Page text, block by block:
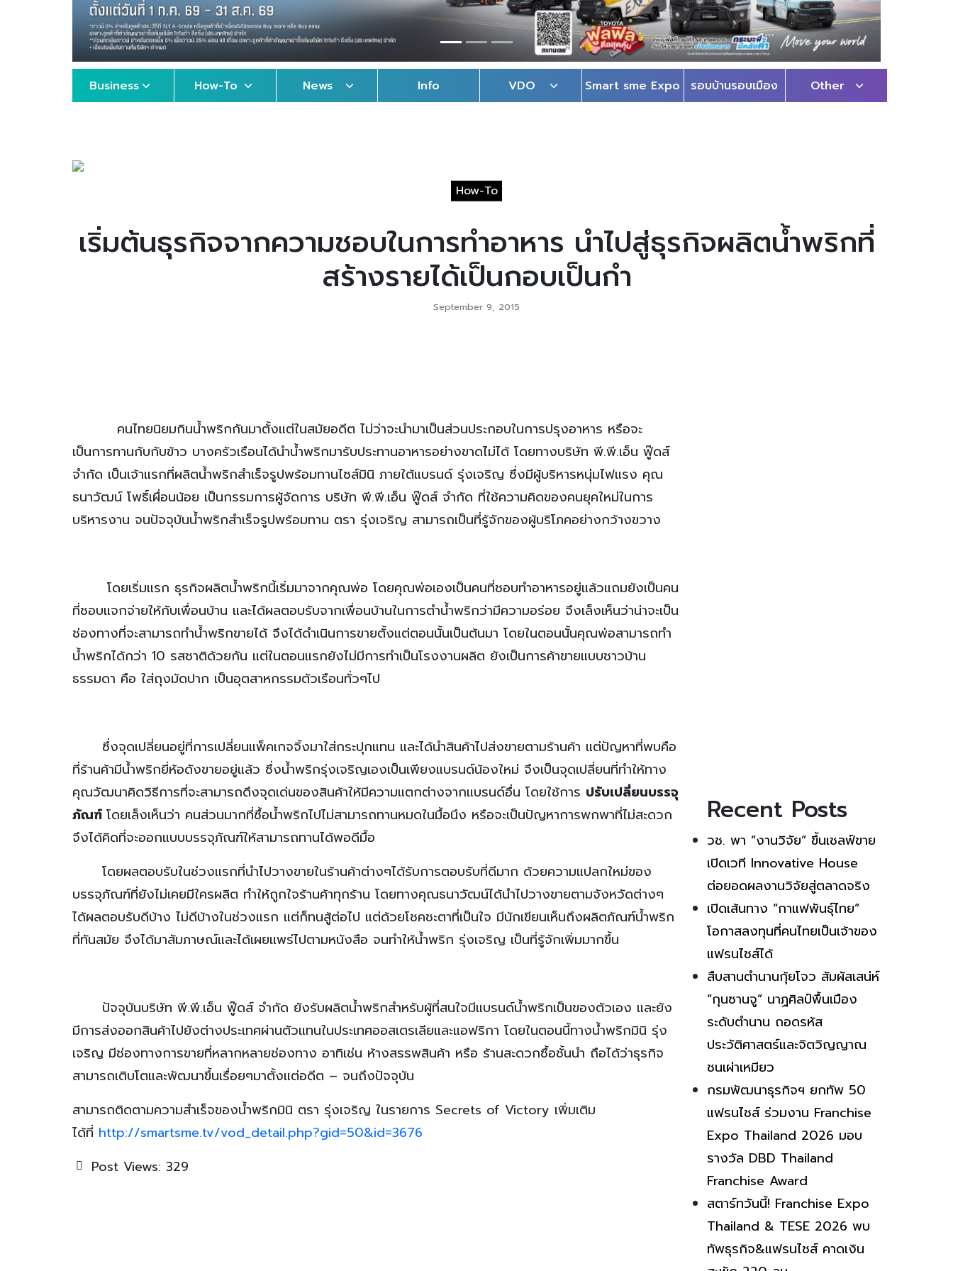
Business How-To News Info VDO Smart sme Expo รอบบ้านรอบเมือง Other
How-To
เริ่มต้นธุรกิจจากความชอบในการทำอาหาร นำไปสู่ธุรกิจผลิตน้ำพริกที่
สร้างรายได้เป็นกอบเป็นกำ
September 9, 2015
คนไทยนิยมกินน้ำพริกกันมาตั้งแต่ในสมัยอดีต ไม่ว่าจะนำมาเป็นส่วนประกอบในการปรุงอาหาร หรือจะ
เป็นการทานกับกับข้าว บางครัวเรือนได้นำน้ำพริกมารับประทานอาหารอย่างขาดไม่ได้ โดยทางบริษัท พี.พี.เอ็น ฟู๊ดส์
จำกัด เป็นเจ้าแรกที่ผลิตน้ำพริกสำเร็จรูปพร้อมทานไซส์มินิ ภายใต้แบรนด์ รุ่งเจริญ ซึ่งมีผู้บริหารหนุ่มไฟแรง คุณ
ธนาวัฒน์ โพธิ์เผื่อนน้อย เป็นกรรมการผู้จัดการ บริษัท พี.พี.เอ็น ฟู๊ดส์ จำกัด ที่ใช้ความคิดของคนยุคใหม่ในการ
บริหารงาน จนปัจจุบันน้ำพริกสำเร็จรูปพร้อมทาน ตรา รุ่งเจริญ สามารถเป็นที่รู้จักของผู้บริโภคอย่างกว้างขวาง
โดยเริ่มแรก ธุรกิจผลิตน้ำพริกนี้เริ่มมาจากคุณพ่อ โดยคุณพ่อเองเป็นคนที่ชอบทำอาหารอยู่แล้วแถมยังเป็นคน
ที่ชอบแจกจ่ายให้กับเพื่อนบ้าน และได้ผลตอบรับจากเพื่อนบ้านในการตำน้ำพริกว่ามีความอร่อย จึงเล็งเห็นว่าน่าจะเป็น
ช่องทางที่จะสามารถทำน้ำพริกขายได้ จึงได้ดำเนินการขายตั้งแต่ตอนนั้นเป็นต้นมา โดยในตอนนั้นคุณพ่อสามารถทำ
น้ำพริกได้กว่า 10 รสชาติด้วยกัน แต่ในตอนแรกยังไม่มีการทำเป็นโรงงานผลิต ยังเป็นการค้าขายแบบชาวบ้าน
ธรรมดา คือ ใส่ถุงมัดปาก เป็นอุตสาหกรรมตัวเรือนทั่วๆไป
ซึ่งจุดเปลี่ยนอยู่ที่การเปลี่ยนแพ็คเกจจิ้งมาใส่กระปุกแทน และได้นำสินค้าไปส่งขายตามร้านค้า แต่ปัญหาที่พบคือ
ที่ร้านค้ามีน้ำพริกยี่ห้อดังขายอยู่แล้ว ซึ่งน้ำพริกรุ่งเจริญเองเป็นเพียงแบรนด์น้องใหม่ จึงเป็นจุดเปลี่ยนที่ทำให้ทาง
คุณวัฒนาคิดวิธีการที่จะสามารถดึงจุดเด่นของสินค้าให้มีความแตกต่างจากแบรนด์อื่น โดยใช้การ ปรับเปลี่ยนบรรจุ
ภัณฑ์ โดยเล็งเห็นว่า คนส่วนมากที่ซื้อน้ำพริกไปไม่สามารถทานหมดในมื้อนึง หรือจะเป็นปัญหาการพกพาที่ไม่สะดวก
จึงได้คิดที่จะออกแบบบรรจุภัณฑ์ให้สามารถทานได้พอดีมื้อ
โดยผลตอบรับในช่วงแรกที่นำไปวางขายในร้านค้าต่างๆได้รับการตอบรับที่ดีมาก ด้วยความแปลกใหม่ของ
บรรจุภัณฑ์ที่ยังไม่เคยมีใครผลิต ทำให้ถูกใจร้านค้าทุกร้าน โดยทางคุณธนาวัฒน์ได้นำไปวางขายตามจังหวัดต่างๆ
ได้ผลตอบรับดีบ้าง ไม่ดีบ้างในช่วงแรก แต่ก็ทนสู้ต่อไป แต่ด้วยโชคชะตาที่เป็นใจ มีนักเขียนเห็นถึงผลิตภัณฑ์น้ำพริก
ที่ทันสมัย จึงได้มาสัมภาษณ์และได้เผยแพร่ไปตามหนังสือ จนทำให้น้ำพริก รุ่งเจริญ เป็นที่รู้จักเพิ่มมากขึ้น
ปัจจุบันบริษัท พี.พี.เอ็น ฟู๊ดส์ จำกัด ยังรับผลิตน้ำพริกสำหรับผู้ที่สนใจมีแบรนด์น้ำพริกเป็นของตัวเอง และยัง
มีการส่งออกสินค้าไปยังต่างประเทศผ่านตัวแทนในประเทศออสเตรเลียและแอฟริกา โดยในตอนนี้ทางน้ำพริกมินิ รุ่ง
เจริญ มีช่องทางการขายที่หลากหลายช่องทาง อาทิเช่น ห้างสรรพสินค้า หรือ ร้านสะดวกซื้อชั้นนำ ถือได้ว่าธุรกิจ
สามารถเติบโตและพัฒนาขึ้นเรื่อยๆมาตั้งแต่อดีต – จนถึงปัจจุบัน
สามารถติดตามความสำเร็จของน้ำพริกมินิ ตรา รุ่งเจริญ ในรายการ Secrets of Victory เพิ่มเติม
ได้ที่ http://smartsme.tv/vod_detail.php?gid=50&id=3676
Post Views: 329
Recent Posts
วช. พา “งานวิจัย” ขึ้นเชลฟ์ขาย
เปิดเวที Innovative House
ต่อยอดผลงานวิจัยสู่ตลาดจริง
เปิดเส้นทาง “กาแฟพันธุ์ไทย”
โอกาสลงทุนที่คนไทยเป็นเจ้าของ
แฟรนไชส์ได้
สืบสานตำนานกุ้ยโจว สัมผัสเสน่ห์
“กุนซานจู” นาฏศิลป์พื้นเมือง
ระดับตำนาน ถอดรหัส
ประวัติศาสตร์และจิตวิญญาณ
ชนเผ่าเหมียว
กรมพัฒนาธุรกิจฯ ยกทัพ 50
แฟรนไชส์ ร่วมงาน Franchise
Expo Thailand 2026 มอบ
รางวัล DBD Thailand
Franchise Award
สตาร์ทวันนี้! Franchise Expo
Thailand & TESE 2026 พบ
ทัพธุรกิจ&แฟรนไชส์ คาดเงิน